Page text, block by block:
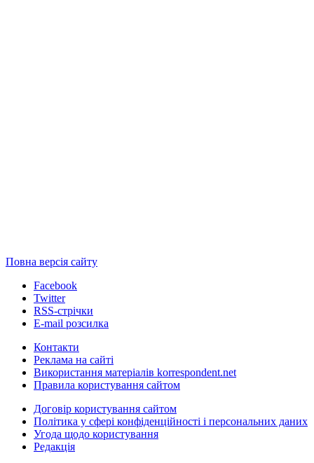
Повна версія сайту
Facebook
Twitter
RSS-стрічки
E-mail розсилка
Контакти
Реклама на сайті
Використання матеріалів korrespondent.net
Правила користування сайтом
Договір користування сайтом
Політика у сфері конфіденційності і персональних даних
Угода щодо користування
Редакція